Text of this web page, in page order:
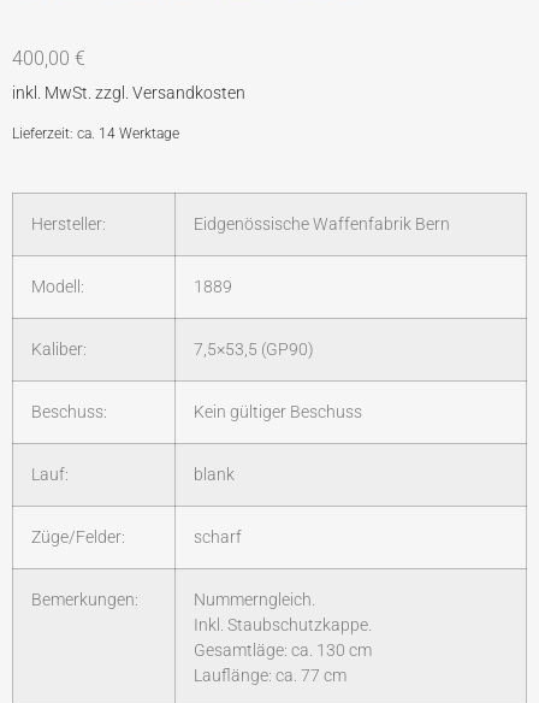
400,00 €
Lieferzeit: ca. 14 Werktage
Hersteller: Eidgenössische Waffenfabrik Bern
Modell: 1889
Kaliber: 7,5×53,5 (GP90)
Beschuss: Kein gültiger Beschuss
Lauf: blank
Züge/Felder: scharf
Bemerkungen:
Nummerngleich.
Inkl. Staubschutzkappe.
Gesamtläge: ca. 130 cm
Lauflänge: ca. 77 cm